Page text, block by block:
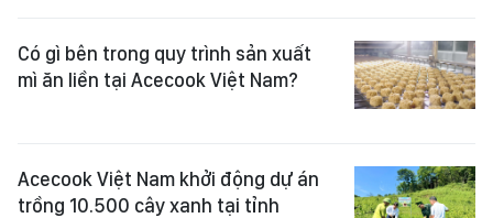
Có gì bên trong quy trình sản xuất
mì ăn liền tại Acecook Việt Nam?
Acecook Việt Nam khởi động dự án
trồng 10.500 cây xanh tại tỉnh